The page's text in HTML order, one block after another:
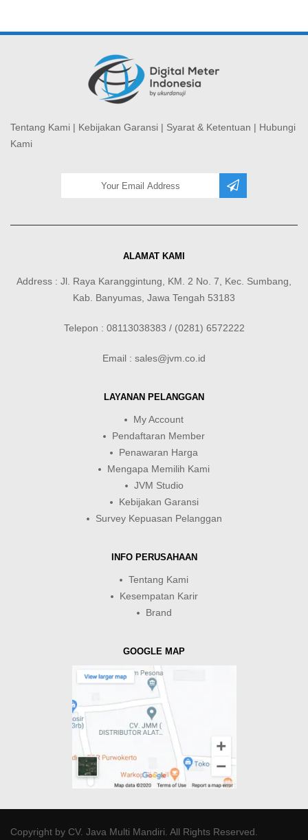
Tentang Kami | Kebijakan Garansi | Syarat & Ketentuan | Hubungi
Kami
ALAMAT KAMI
Address : Jl. Raya Karanggintung, KM. 2 No. 7, Kec. Sumbang,
Kab. Banyumas, Jawa Tengah 53183
Telepon : 08113038383 / (0281) 6572222
Email : sales@jvm.co.id
LAYANAN PELANGGAN
My Account
Pendaftaran Member
Penawaran Harga
Mengapa Memilih Kami
JVM Studio
Kebijakan Garansi
Survey Kepuasan Pelanggan
INFO PERUSAHAAN
Tentang Kami
Kesempatan Karir
Brand
GOOGLE MAP
Copyright by CV. Java Multi Mandiri. All Rights Reserved.